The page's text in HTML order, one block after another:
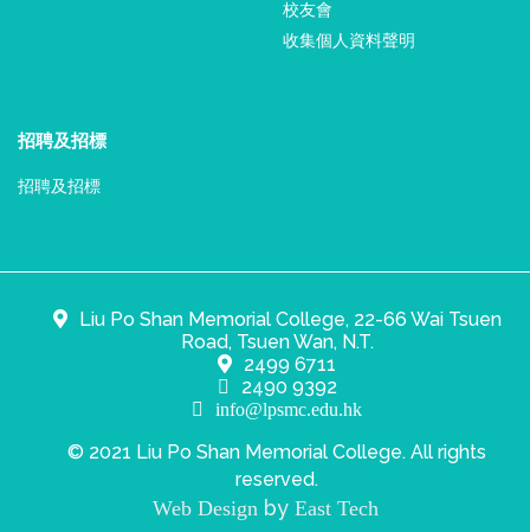
校友會
收集個人資料聲明
招聘及招標
招聘及招標
Liu Po Shan Memorial College, 22-66 Wai Tsuen
Road, Tsuen Wan, N.T.
2499 6711
2490 9392
info@lpsmc.edu.hk
© 2021 Liu Po Shan Memorial College. All rights
reserved.
Web Designby East Tech